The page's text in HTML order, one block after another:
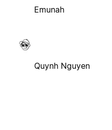
Emunah
Quynh Nguyen